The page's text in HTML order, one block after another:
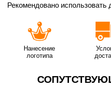
Рекомендовано использовать
Нанесение
логотипа